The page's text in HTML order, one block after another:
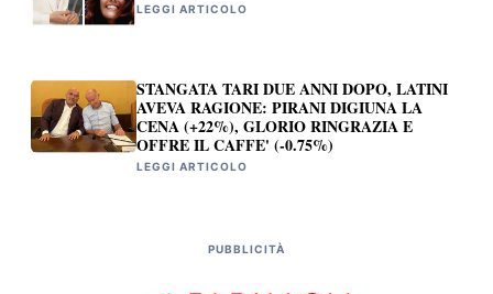
LEGGI ARTICOLO
STANGATA TARI DUE ANNI DOPO, LATINI
AVEVA RAGIONE: PIRANI DIGIUNA LA
CENA (+22%), GLORIO RINGRAZIA E
OFFRE IL CAFFE' (-0.75%)
LEGGI ARTICOLO
PUBBLICITÀ